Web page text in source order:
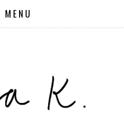
MENU